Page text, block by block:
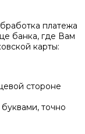
платежа
банка, где Вам
карты:
стороне
точно